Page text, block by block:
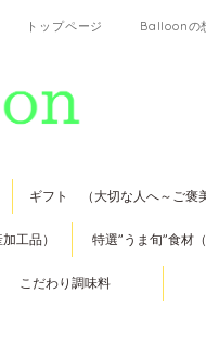
トップページ Balloonの
ギフト （大切な人へ～ご褒
工品） 特選”うま旬”食材（
こだわり調味料